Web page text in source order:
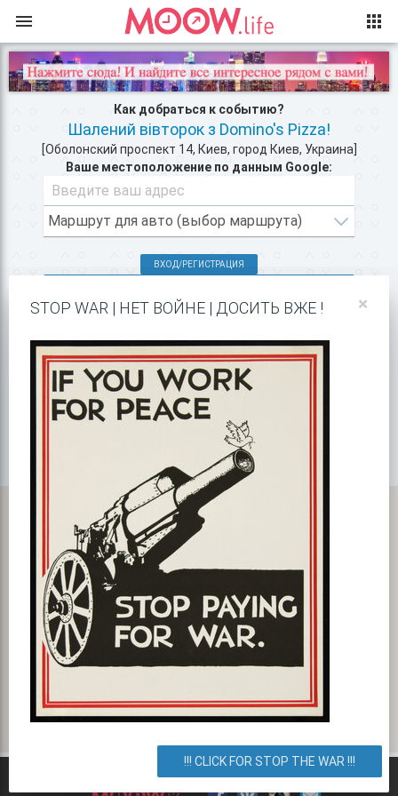
Как добраться к событию?
Шалений вівторок з Domino's Pizza!
[Оболонский проспект 14, Киев, город Киев, Украина]
Ваше местоположение по данным Google:
ВХОД/РЕГИСТРАЦИЯ
РЕСТОРАНЫ В ЦЕНТРЕ КИЕВА >>
ПОКАЗАТЬ НА GOOGLE MAPS!
Карта с маршрутом, как добратся на мероприятие или проехать
к событию. Шалений вівторок з Domino's Pizza!
Оболонский проспект 14, Киев, город Киев, Украина. Как
добраться? Как доехать? Маршрут.
×
STOP WAR | НЕТ ВОЙНЕ | ДОСИТЬ ВЖЕ !
!!! CLICK FOR STOP THE WAR !!!